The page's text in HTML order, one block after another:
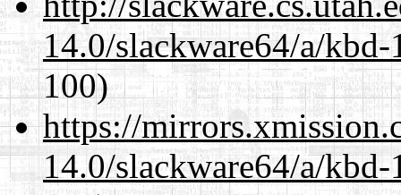
14.0/slackware64/a/
100)
https://
14.0/slackware64/a/